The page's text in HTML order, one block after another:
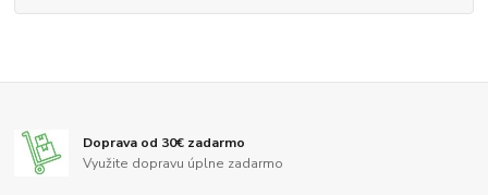
Doprava od 30€ zadarmo
Využite dopravu úplne zadarmo